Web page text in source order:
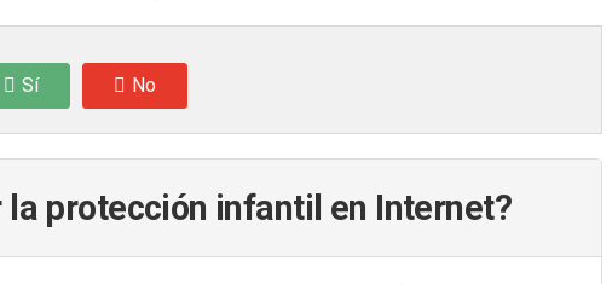
Sí No
la protección infantil en Internet?